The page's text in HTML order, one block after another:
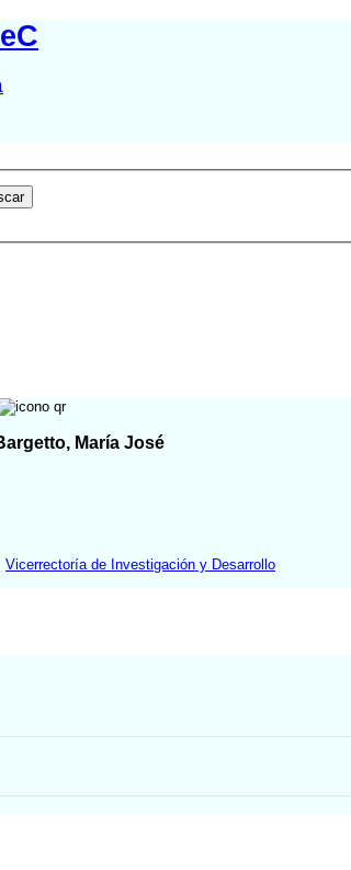
María José
Vicerrectoría de Investigación y Desarrollo